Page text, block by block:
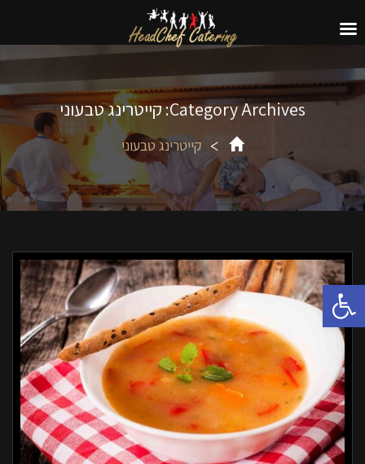
Category Archives: קייטרינג טבעוני
קייטרינג טבעוני
פתח סרגל נגישות